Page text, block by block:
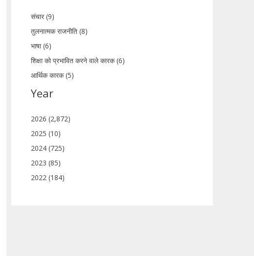
संचार (9)
तुलनात्मक राजनीति (8)
भाषा (6)
शिक्षा को प्रभावित करने वाले कारक (6)
आर्थिक कारक (5)
Year
2026 (2,872)
2025 (10)
2024 (725)
2023 (85)
2022 (184)